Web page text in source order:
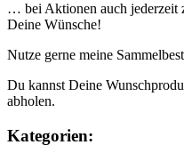
… bei Aktionen auch jederzeit
Deine Wünsche!
Nutze gerne meine
Du kannst Deine
abholen.
Kategorien: